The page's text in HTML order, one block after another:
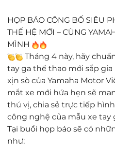
HỌP BÁO CÔNG BỐ SIÊU
THẾ HỆ MỚI – CÙNG
MÌNH
Tháng 4 này, hãy
tay ga thể thao mới sắp
xịn sò của Yamaha Motor
mắt xe mới hứa hẹn sẽ
thú vị, chia sẻ trực tiếp
công nghệ của mẫu xe tay
Tại buổi họp báo sẽ có
như: